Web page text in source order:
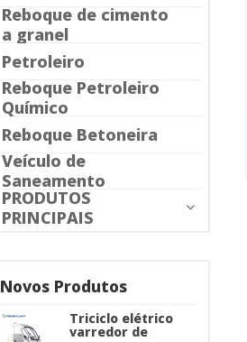
Reboque de cimento
a granel
Petroleiro
Reboque Petroleiro
Químico
Reboque Betoneira
Veículo de
Saneamento
PRODUTOS
PRINCIPAIS
Novos Produtos
Triciclo elétrico
varredor de